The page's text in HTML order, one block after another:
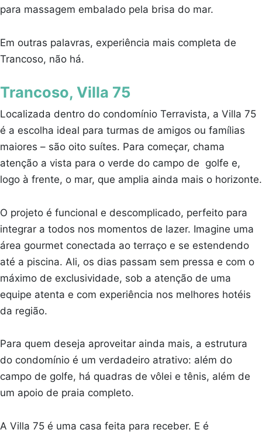
para massagem embalado pela brisa do mar.
Em outras palavras, experiência mais completa de
Trancoso, não há.
Trancoso, Villa 75
Localizada dentro do condomínio Terravista, a Villa 75
é a escolha ideal para turmas de amigos ou famílias
maiores – são oito suítes. Para começar, chama
atenção a vista para o verde do campo de golfe e,
logo à frente, o mar, que amplia ainda mais o horizonte.
O projeto é funcional e descomplicado, perfeito para
integrar a todos nos momentos de lazer. Imagine uma
área gourmet conectada ao terraço e se estendendo
até a piscina. Ali, os dias passam sem pressa e com o
máximo de exclusividade, sob a atenção de uma
equipe atenta e com experiência nos melhores hotéis
da região.
Para quem deseja aproveitar ainda mais, a estrutura
do condomínio é um verdadeiro atrativo: além do
campo de golfe, há quadras de vôlei e tênis, além de
um apoio de praia completo.
A Villa 75 é uma casa feita para receber. E é